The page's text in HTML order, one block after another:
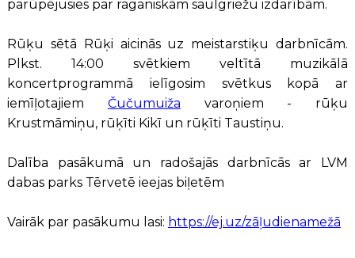
parūpējusies par raganiskām saulgriežu izdarībām.
Rūķu sētā Rūķi aicinās uz meistarstiķu darbnīcām.
Plkst. 14:00 svētkiem veltītā muzikālā
koncertprogrammā ielīgosim svētkus kopā ar
iemīļotajiem Čučumuiža varoņiem - rūķu
Krustmāmiņu, rūķīti Kikī un rūķīti Taustiņu.
Dalība pasākumā un radošajās darbnīcās ar LVM
dabas parks Tērvetē ieejas biļetēm
Vairāk par pasākumu lasi: https://ej.uz/zāļudienamežā